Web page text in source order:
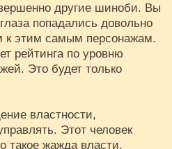
другие шиноби. Вы
попадались довольно
к этим самым персонажам.
рейтинга по уровню
Это будет только
властности,
Этот человек
такое жажда власти.